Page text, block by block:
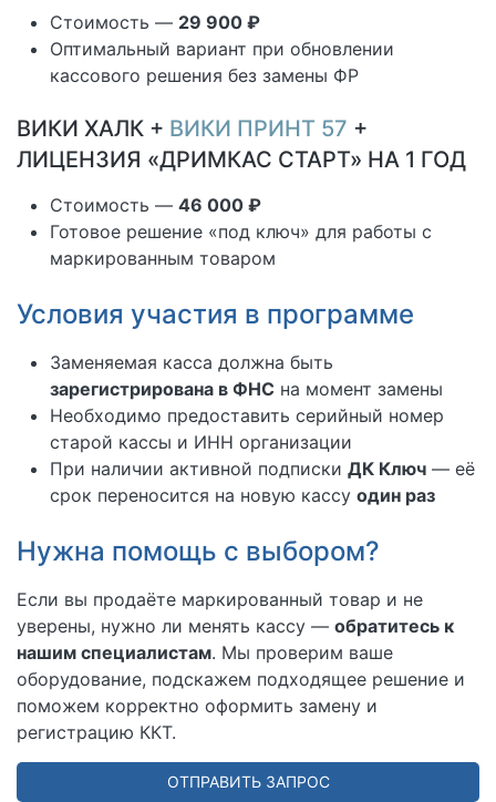
Стоимость — 29 900 ₽
Оптимальный вариант при обновлении
кассового решения без замены ФР
ВИКИ ХАЛК + ВИКИ ПРИНТ 57 +
ЛИЦЕНЗИЯ «ДРИМКАС СТАРТ» НА 1 ГОД
Стоимость — 46 000 ₽
Готовое решение «под ключ» для работы с
маркированным товаром
Условия участия в программе
Заменяемая касса должна быть
зарегистрирована в ФНС на момент замены
Необходимо предоставить серийный номер
старой кассы и ИНН организации
При наличии активной подписки ДК Ключ — её
срок переносится на новую кассу один раз
Нужна помощь с выбором?
Если вы продаёте маркированный товар и не
уверены, нужно ли менять кассу — обратитесь к
нашим специалистам. Мы проверим ваше
оборудование, подскажем подходящее решение и
поможем корректно оформить замену и
регистрацию ККТ.
ОТПРАВИТЬ ЗАПРОС